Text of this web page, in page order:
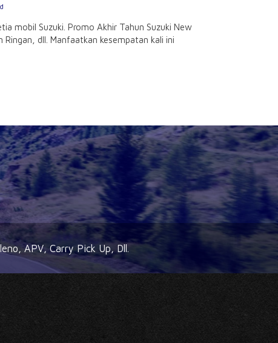
mobil Suzuki. Promo Akhir Tahun Suzuki New
Ringan, dll. Manfaatkan kesempatan kali ini
APV, Carry Pick Up, Dll.